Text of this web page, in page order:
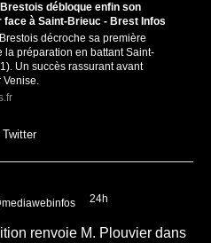
débloque enfin son
face à Saint-Brieuc - Brest Infos
décroche sa première
la préparation en battant Saint-
Un succès rassurant avant
Venise.
Twitter
24h
renvoie M. Plouvier dans